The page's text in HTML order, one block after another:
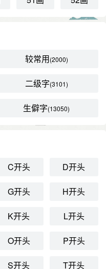
较常用(2000)
二级字(3101)
生僻字(13050)
C开头 D开头
G开头 H开头
K开头 L开头
O开头 P开头
S开头 T开头